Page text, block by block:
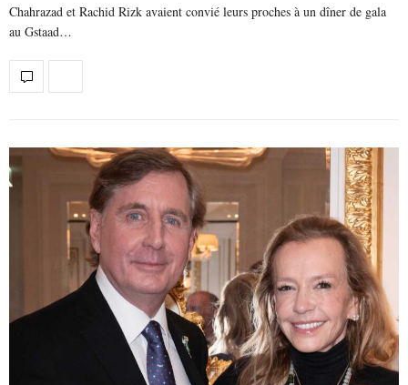
Chahrazad et Rachid Rizk avaient convié leurs proches à un dîner de gala
au Gstaad…